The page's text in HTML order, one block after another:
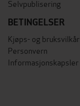
Selvpublisering
BETINGELSER
Kjøps- og bruksvilkår
Personvern
Informasjonskapsler